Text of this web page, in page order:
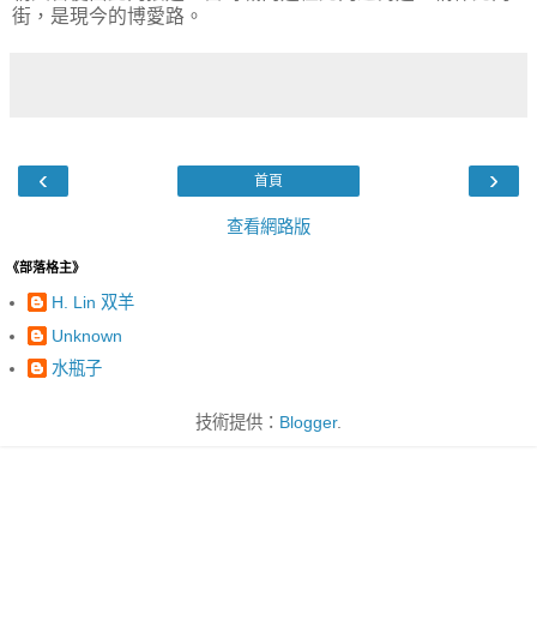
街，是現今的博愛路。
‹ ›
首頁
查看網路版
《部落格主》
H. Lin 双羊
Unknown
水瓶子
技術提供： Blogger.